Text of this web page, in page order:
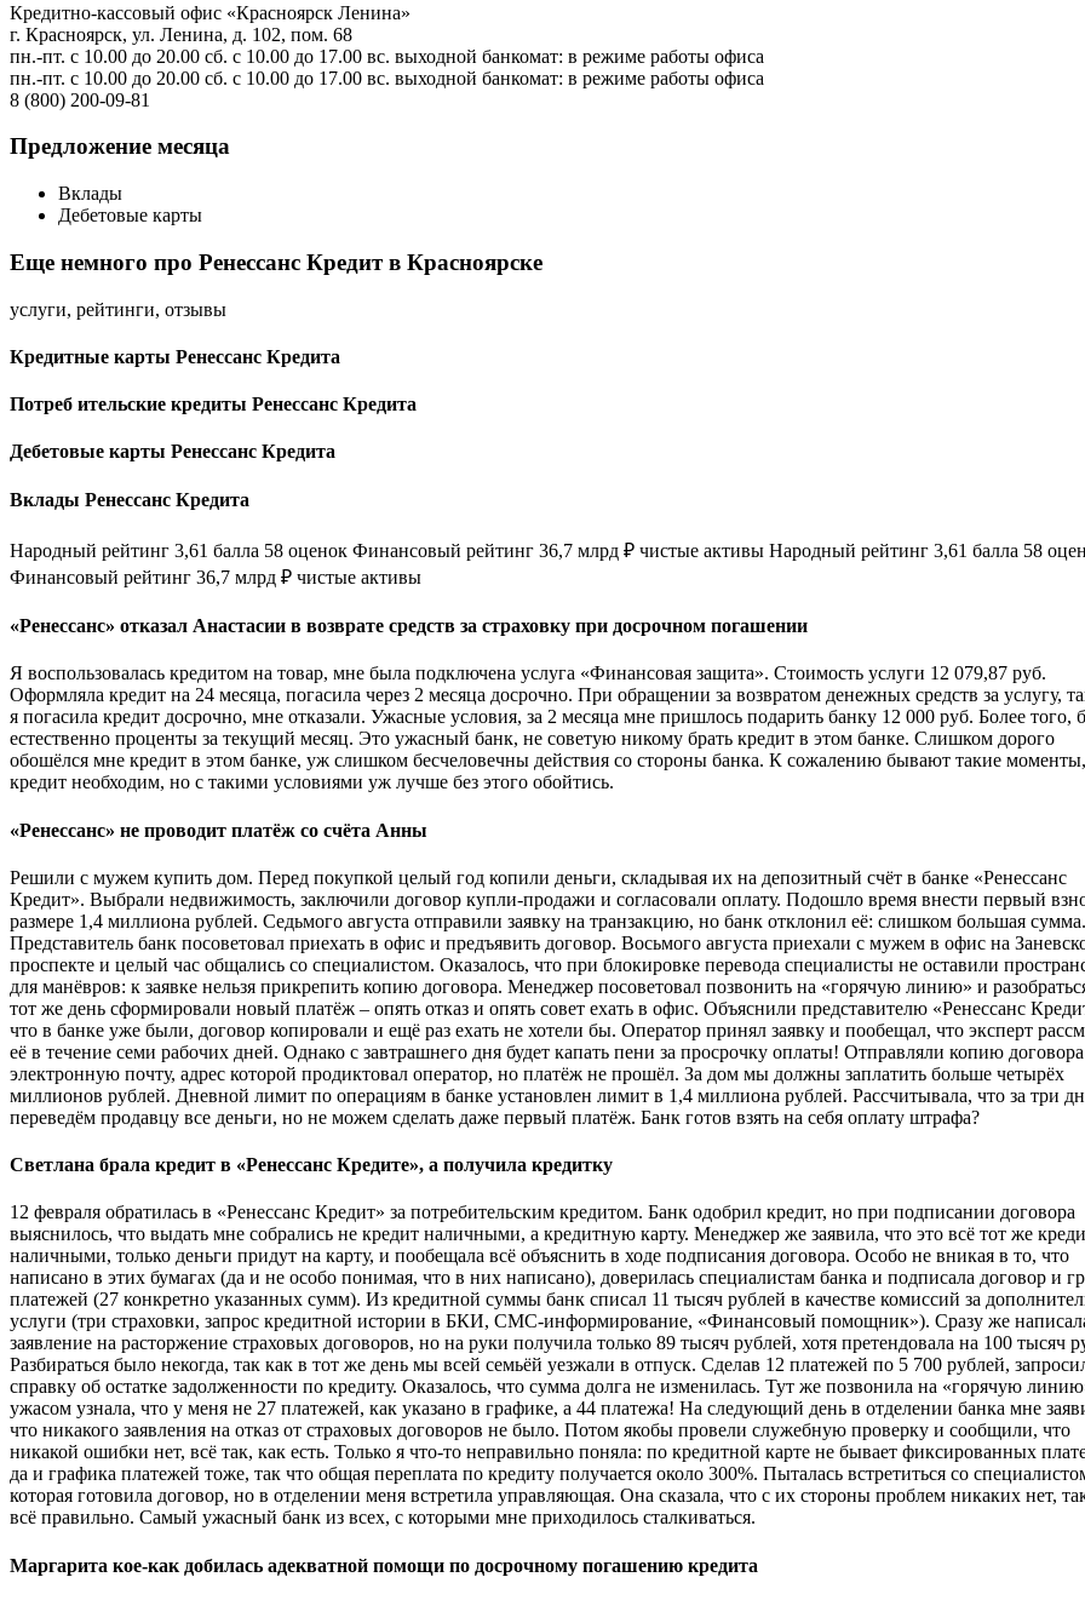
Кредитно-кассовый офис «Красноярск Ленина»
г. Красноярск, ул. Ленина, д. 102, пом. 68
пн.-пт. с 10.00 до 20.00 сб. с 10.00 до 17.00 вс. выходной банкомат: в режиме работы офиса
пн.-пт. с 10.00 до 20.00 сб. с 10.00 до 17.00 вс. выходной банкомат: в режиме работы офиса
8 (800) 200-09-81
Предложение месяца
Вклады
Дебетовые карты
Еще немного про Ренессанс Кредит в Красноярске
услуги, рейтинги, отзывы
Кредитные карты Ренессанс Кредита
Потреб ительские кредиты Ренессанс Кредита
Дебетовые карты Ренессанс Кредита
Вклады Ренессанс Кредита
Народный рейтинг 3,61 балла 58 оценок Финансовый рейтинг 36,7 млрд ₽ чистые активы Народный рейтинг 3,61 балла 58
Финансовый рейтинг 36,7 млрд ₽ чистые активы
«Ренессанс» отказал Анастасии в возврате средств за страховку при досрочном погашении
Я воспользовалась кредитом на товар, мне была подключена услуга «Финансовая защита». Стоимость услуги 12 079,87 руб.
Оформляла кредит на 24 месяца, погасила через 2 месяца досрочно. При обращении за возвратом денежных средств за услугу,
я погасила кредит досрочно, мне отказали. Ужасные условия, за 2 месяца мне пришлось подарить банку 12 000 руб. Более того,
естественно проценты за текущий месяц. Это ужасный банк, не советую никому брать кредит в этом банке. Слишком дорого
обошёлся мне кредит в этом банке, уж слишком бесчеловечны действия со стороны банка. К сожалению бывают такие моменты,
кредит необходим, но с такими условиями уж лучше без этого обойтись.
«Ренессанс» не проводит платёж со счёта Анны
Решили с мужем купить дом. Перед покупкой целый год копили деньги, складывая их на депозитный счёт в банке «Ренессанс
Кредит». Выбрали недвижимость, заключили договор купли-продажи и согласовали оплату. Подошло время внести первый
размере 1,4 миллиона рублей. Седьмого августа отправили заявку на транзакцию, но банк отклонил её: слишком большая сумма.
Представитель банк посоветовал приехать в офис и предъявить договор. Восьмого августа приехали с мужем в офис на
проспекте и целый час общались со специалистом. Оказалось, что при блокировке перевода специалисты не оставили
для манёвров: к заявке нельзя прикрепить копию договора. Менеджер посоветовал позвонить на «горячую линию» и
тот же день сформировали новый платёж – опять отказ и опять совет ехать в офис. Объяснили представителю «Ренессанс
что в банке уже были, договор копировали и ещё раз ехать не хотели бы. Оператор принял заявку и пообещал, что эксперт
её в течение семи рабочих дней. Однако с завтрашнего дня будет капать пени за просрочку оплаты! Отправляли копию
электронную почту, адрес которой продиктовал оператор, но платёж не прошёл. За дом мы должны заплатить больше четырёх
миллионов рублей. Дневной лимит по операциям в банке установлен лимит в 1,4 миллиона рублей. Рассчитывала, что за три
переведём продавцу все деньги, но не можем сделать даже первый платёж. Банк готов взять на себя оплату штрафа?
Светлана брала кредит в «Ренессанс Кредите», а получила кредитку
12 февраля обратилась в «Ренессанс Кредит» за потребительским кредитом. Банк одобрил кредит, но при подписании договора
выяснилось, что выдать мне собрались не кредит наличными, а кредитную карту. Менеджер же заявила, что это всё тот же
наличными, только деньги придут на карту, и пообещала всё объяснить в ходе подписания договора. Особо не вникая в то, что
написано в этих бумагах (да и не особо понимая, что в них написано), доверилась специалистам банка и подписала договор и
платежей (27 конкретно указанных сумм). Из кредитной суммы банк списал 11 тысяч рублей в качестве комиссий за
услуги (три страховки, запрос кредитной истории в БКИ, СМС-информирование, «Финансовый помощник»). Сразу же
заявление на расторжение страховых договоров, но на руки получила только 89 тысяч рублей, хотя претендовала на 100 тысяч
Разбираться было некогда, так как в тот же день мы всей семьёй уезжали в отпуск. Сделав 12 платежей по 5 700 рублей,
справку об остатке задолженности по кредиту. Оказалось, что сумма долга не изменилась. Тут же позвонила на «горячую
ужасом узнала, что у меня не 27 платежей, как указано в графике, а 44 платежа! На следующий день в отделении банка мне
что никакого заявления на отказ от страховых договоров не было. Потом якобы провели служебную проверку и сообщили, что
никакой ошибки нет, всё так, как есть. Только я что-то неправильно поняла: по кредитной карте не бывает фиксированных
да и графика платежей тоже, так что общая переплата по кредиту получается около 300%. Пыталась встретиться со
которая готовила договор, но в отделении меня встретила управляющая. Она сказала, что с их стороны проблем никаких нет,
всё правильно. Самый ужасный банк из всех, с которыми мне приходилось сталкиваться.
Маргарита кое-как добилась адекватной помощи по досрочному погашению кредита